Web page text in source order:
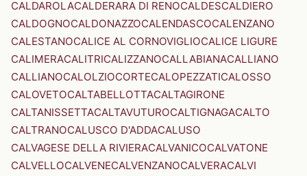
CALDAROLACALDERARA DI RENOCALDESCALDIERO
CALDOGNOCALDONAZZOCALENDASCOCALENZANO
CALESTANOCALICE AL CORNOVIGLIOCALICE LIGURE
CALIMERACALITRICALIZZANOCALLABIANACALLIANO
CALLIANOCALOLZIOCORTECALOPEZZATICALOSSO
CALOVETOCALTABELLOTTACALTAGIRONE
CALTANISSETTACALTAVUTUROCALTIGNAGACALTO
CALTRANOCALUSCO D'ADDACALUSO
CALVAGESE DELLA RIVIERACALVANICOCALVATONE
CALVELLOCALVENECALVENZANOCALVERACALVI